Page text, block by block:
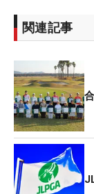
19歳で結婚・
ゃんを育てな
て」。母親の
減らしながら
保育園に預け
間ほどボール
ンドとなると
間が）ゼロの
ーチでもある
関連記事